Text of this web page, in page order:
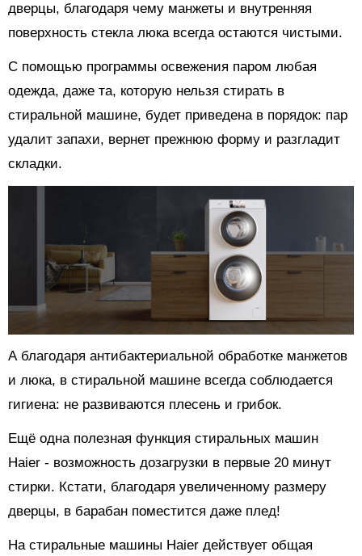
дверцы, благодаря чему манжеты и внутренняя
поверхность стекла люка всегда остаются чистыми.
С помощью программы освежения паром любая
одежда, даже та, которую нельзя стирать в
стиральной машине, будет приведена в порядок: пар
удалит запахи, вернет прежнюю форму и разгладит
складки.
А благодаря антибактериальной обработке манжетов
и люка, в стиральной машине всегда соблюдается
гигиена: не развиваются плесень и грибок.
Ещё одна полезная функция стиральных машин
Haier - возможность дозагрузки в первые 20 минут
стирки. Кстати, благодаря увеличенному размеру
дверцы, в барабан поместится даже плед!
На стиральные машины Haier действует общая